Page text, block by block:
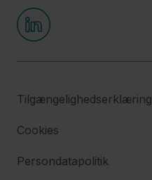
Tilgængelighedserklæring
Cookies
Persondatapolitik